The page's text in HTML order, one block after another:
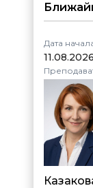
Дата
11.08.2026